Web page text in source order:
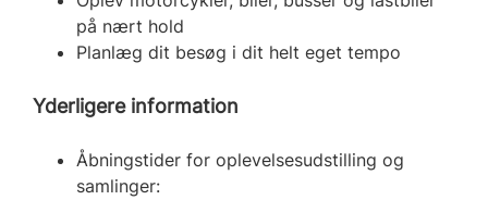
på nært hold
Planlæg dit besøg i dit helt eget tempo
Yderligere information
Åbningstider for oplevelsesudstilling og
samlinger: